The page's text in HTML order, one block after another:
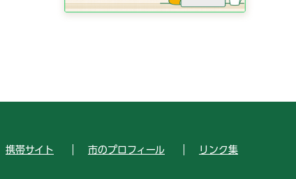
携帯サイト 市のプロフィール リンク集